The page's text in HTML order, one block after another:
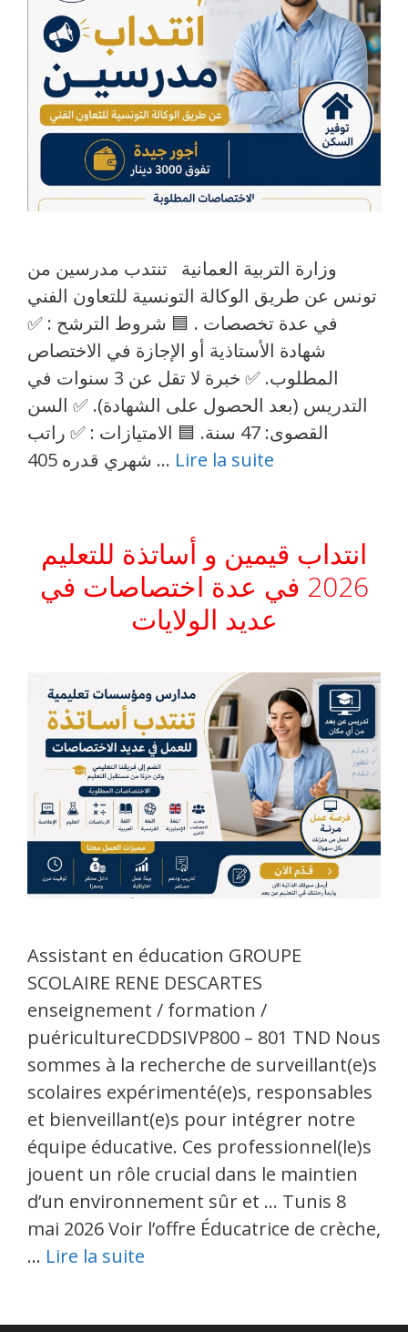
وزارة التربية العمانية تنتدب مدرسين من
تونس عن طريق الوكالة التونسية للتعاون الفني
في عدة تخصصات . 🟦 شروط الترشح : ✅
شهادة الأستاذية أو الإجازة في الاختصاص
المطلوب. ✅ خبرة لا تقل عن 3 سنوات في
التدريس (بعد الحصول على الشهادة). ✅ السن
القصوى: 47 سنة. 🟦 الامتيازات : ✅ راتب
شهري قدره 405 … Lire la suite
انتداب قيمين و أساتذة للتعليم
2026 في عدة اختصاصات في
عديد الولايات
Assistant en éducation GROUPE
SCOLAIRE RENE DESCARTES
enseignement / formation /
puéricultureCDDSIVP800 – 801 TND Nous
sommes à la recherche de surveillant(e)s
scolaires expérimenté(e)s, responsables
et bienveillant(e)s pour intégrer notre
équipe éducative. Ces professionnel(le)s
jouent un rôle crucial dans le maintien
d’un environnement sûr et … Tunis 8
mai 2026 Voir l’offre Éducatrice de crèche,
… Lire la suite